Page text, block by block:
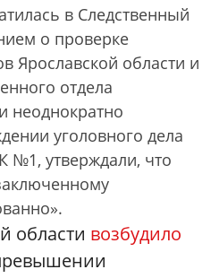
в Следственный
о проверке
Ярославской области и
отдела
неоднократно
уголовного дела
№1, утверждали, что
области возбудило